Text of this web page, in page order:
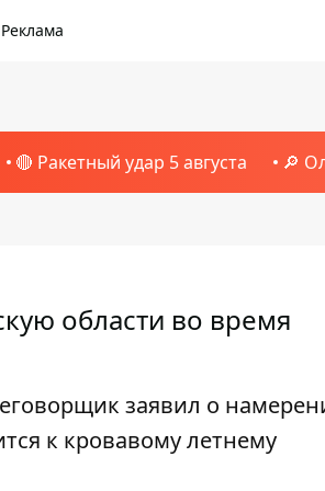
Реклама
🔴 Ракетный удар 5 августа 🔎
области во время
заявил о
к кровавому летнему